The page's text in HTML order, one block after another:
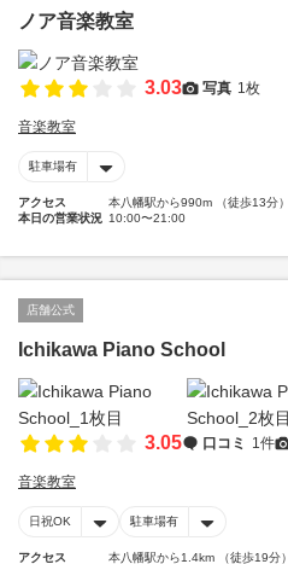
ノア音楽教室
3.03 写真 1枚
音楽教室
駐車場有
アクセス
本八幡駅から990m （徒歩13分）
本日の営業状況 10:00〜21:00
店舗公式
Ichikawa Piano School
3.05 口コミ 1件
音楽教室
日祝OK 駐車場有
アクセス
本八幡駅から1.4km （徒歩19分）